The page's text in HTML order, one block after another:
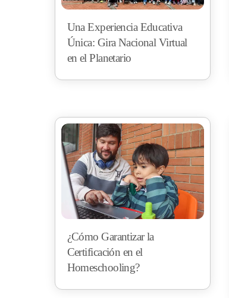
Una Experiencia Educativa
Única: Gira Nacional Virtual
en el Planetario
¿Cómo Garantizar la
Certificación en el
Homeschooling?